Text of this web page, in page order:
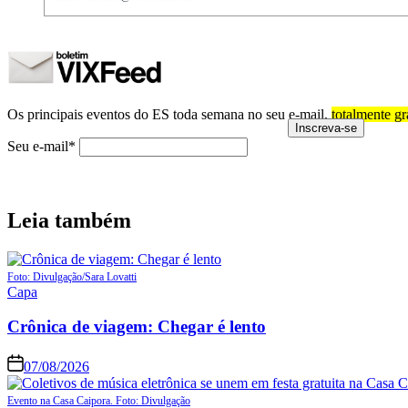
Os principais eventos do ES toda semana no seu e-mail, totalmente
Seu e-mail*
Leia também
Foto: Divulgação/Sara Lovatti
Capa
Crônica de viagem: Chegar é lento
07/08/2026
Evento na Casa Caipora. Foto: Divulgação